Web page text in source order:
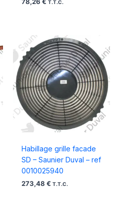
78,26 € T.T.C.
Habillage grille facade
SD – Saunier Duval – ref
0010025940
273,48 € T.T.C.